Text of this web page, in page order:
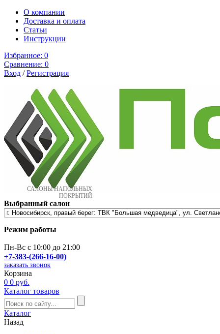
О компании
Доставка и оплата
Cтатьи
Инструкции
Избранное: 0
Сравнение: 0
Вход /Регистрация
САЛОНЫ НАПОЛЬНЫХ
ПОКРЫТИЙ
Выбранный салон
Режим работы
Пн-Вс с 10:00 до 21:00
+7-383-(266-16-00)
заказать звонок
Корзина
0 0 руб.
Каталог товаров
Каталог
Назад